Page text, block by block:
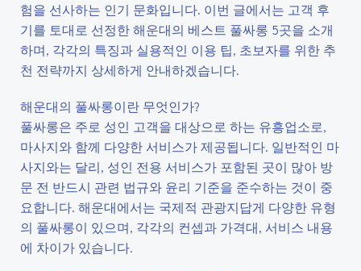
험을 선사하는 인기 문화입니다. 이번 글에서는 고객 후
기를 토대로 선정한 해운대의 베스트 풀싸롱 5곳을 소개
하며, 각각의 특징과 실용적인 이용 팁, 초보자를 위한 추
천 전략까지 상세하게 안내하겠습니다.
해운대의 풀싸롱이란 무엇인가?
풀싸롱은 주로 성인 고객을 대상으로 하는 유흥업소로,
마사지와 함께 다양한 서비스가 제공됩니다. 일반적인 마
사지와는 달리, 성인 전용 서비스가 포함된 곳이 많아 방
문 전 반드시 관련 법규와 윤리 기준을 준수하는 것이 중
요합니다. 해운대에서는 국제적 관광지답게 다양한 유형
의 풀싸롱이 있으며, 각각의 컨셉과 가격대, 서비스 내용
에 차이가 있습니다.